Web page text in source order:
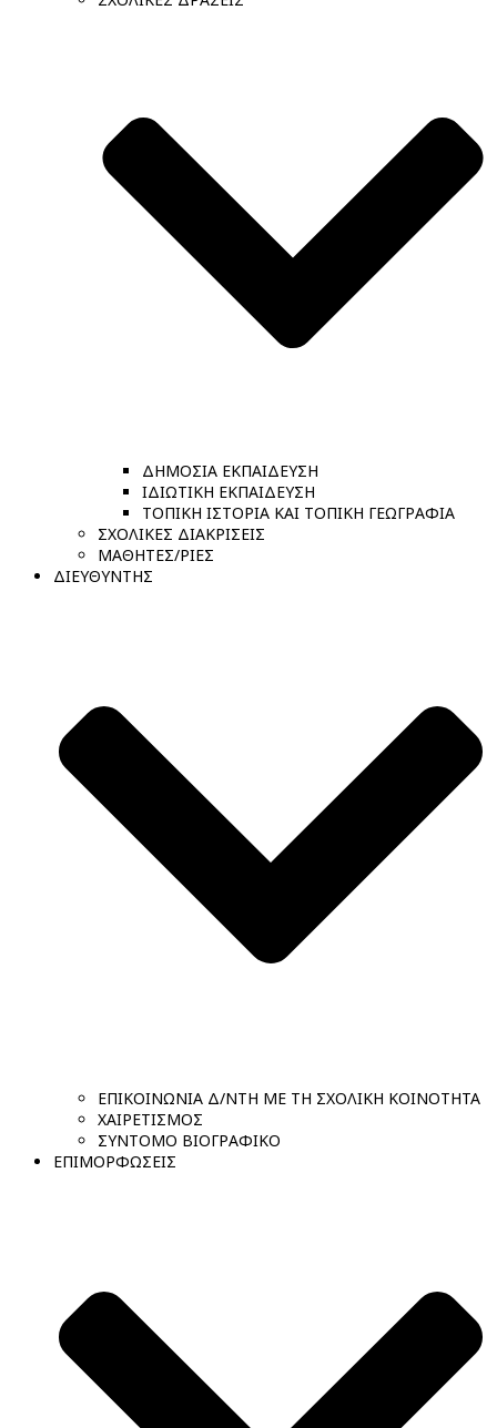
ΔΗΜΟΣΙΑ ΕΚΠΑΙΔΕΥΣΗ
ΙΔΙΩΤΙΚΗ ΕΚΠΑΙΔΕΥΣΗ
ΤΟΠΙΚΗ ΙΣΤΟΡΙΑ ΚΑΙ ΤΟΠΙΚΗ ΓΕΩΓΡΑΦΙΑ
ΣΧΟΛΙΚΕΣ ΔΙΑΚΡΙΣΕΙΣ
ΜΑΘΗΤΕΣ/ΡΙΕΣ
ΔΙΕΥΘΥΝΤΗΣ
ΕΠΙΚΟΙΝΩΝΙΑ Δ/ΝΤΗ ΜΕ ΤΗ ΣΧΟΛΙΚΗ ΚΟΙΝΟΤΗΤΑ
ΧΑΙΡΕΤΙΣΜΟΣ
ΣΥΝΤΟΜΟ ΒΙΟΓΡΑΦΙΚΟ
ΕΠΙΜΟΡΦΩΣΕΙΣ